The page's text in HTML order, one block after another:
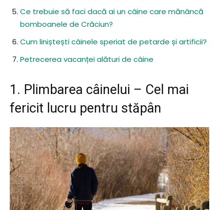
Ce trebuie să faci dacă ai un câine care mănâncă
bomboanele de Crăciun?
Cum liniștești câinele speriat de petarde și artificii?
Petrecerea vacanței alături de câine
1. Plimbarea câinelui – Cel mai
fericit lucru pentru stăpân